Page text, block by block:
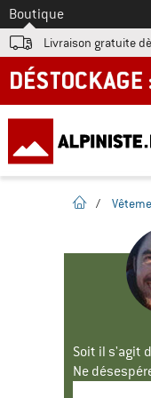
Vers le
Boutique
Livraison gratuite
DÉSTOCKAGE : jusqu'à -
Page
/
Soit il s'agit
Ne